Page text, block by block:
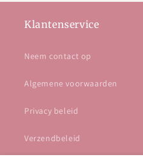
Klantenservice
Neem contact op
Algemene voorwaarden
Privacy beleid
Verzendbeleid